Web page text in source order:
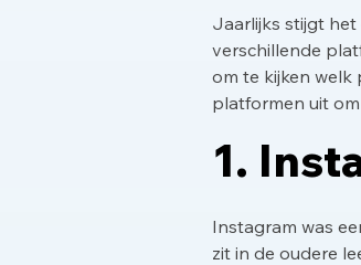
Jaarlijks stijgt
verschillende
om te kijken
platformen uit
1.
Instagram was
zit in de oudere